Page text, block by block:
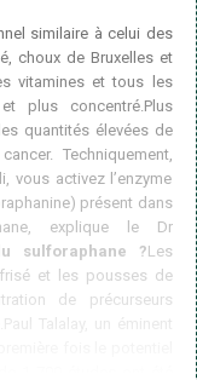
similaire à celui des
choux de Bruxelles et
vitamines et tous les
plus concentré.Plus
quantités élevées de
Techniquement,
vous activez l’enzyme
présent dans
explique le Dr
sulforaphane ?Les
et les pousses de
de précurseurs
Talalay, un éminent